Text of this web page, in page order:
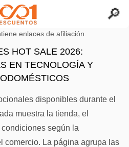
enlaces de afiliación.
HOT SALE 2026:
EN TECNOLOGÍA Y
disponibles durante el
muestra la tienda, el
según la
comercio. La página agrupa las